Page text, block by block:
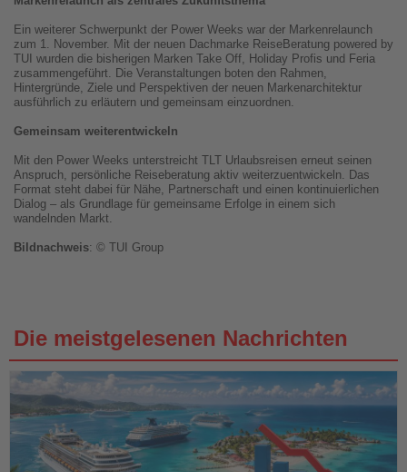
Ein weiterer Schwerpunkt der Power Weeks war der Markenrelaunch
zum 1. November. Mit der neuen Dachmarke ReiseBeratung powered by
TUI wurden die bisherigen Marken Take Off, Holiday Profis und Feria
zusammengeführt. Die Veranstaltungen boten den Rahmen,
Hintergründe, Ziele und Perspektiven der neuen Markenarchitektur
ausführlich zu erläutern und gemeinsam einzuordnen.
Gemeinsam weiterentwickeln
Mit den Power Weeks unterstreicht TLT Urlaubsreisen erneut seinen
Anspruch, persönliche Reiseberatung aktiv weiterzuentwickeln. Das
Format steht dabei für Nähe, Partnerschaft und einen kontinuierlichen
Dialog – als Grundlage für gemeinsame Erfolge in einem sich
wandelnden Markt.
Bildnachweis: © TUI Group
Die meistgelesenen Nachrichten